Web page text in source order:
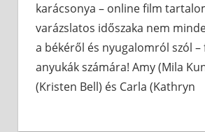
karácsonya – online film
varázslatos időszaka nem
a békéről és nyugalomról szól –
anyukák számára! Amy (Mila
(Kristen Bell) és Carla (Kathryn